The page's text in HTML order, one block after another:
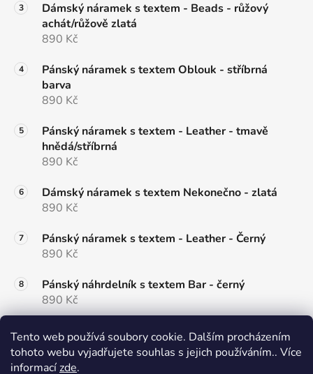
Tento web používá soubory cookie. Dalším procházením
tohoto webu vyjadřujete souhlas s jejich používáním.. Více
informacízde.
Dámský náramek s textem - Beads - růžový
achát/růžově zlatá
890 Kč
Pánský náramek s textem Oblouk - stříbrná
barva
890 Kč
Pánský náramek s textem - Leather - tmavě
hnědá/stříbrná
890 Kč
Dámský náramek s textem Nekonečno - zlatá
890 Kč
Pánský náramek s textem - Leather - Černý
890 Kč
Pánský náhrdelník s textem Bar - černý
890 Kč
Dámský náramek s textem Round - zlatý
790 Kč